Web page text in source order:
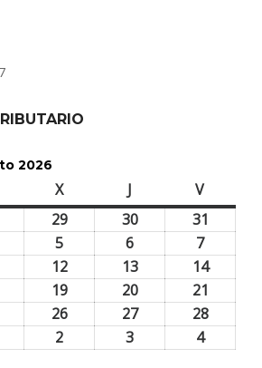
2026
Xmiércoles J Vviernes
2929
2026
3030
2026
31
2026
5
agosto,
2026
6
agosto,
2026
77
agosto,
2026
1212
agosto,
2026
1313
agosto,
2026
1414
2026
1919
agosto,
2020
agosto,
21
agosto,
2626
2727
2828
2 3 44